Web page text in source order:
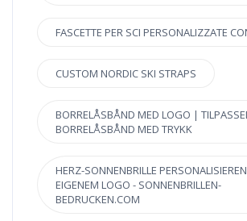
FASCETTE PER SCI PERSONALIZZATE
CUSTOM NORDIC SKI STRAPS
BORRELÅSBÅND MED LOGO |
BORRELÅSBÅND MED TRYKK
HERZ-SONNENBRILLE
EIGENEM LOGO - SONNENBRILLEN-
BEDRUCKEN.COM